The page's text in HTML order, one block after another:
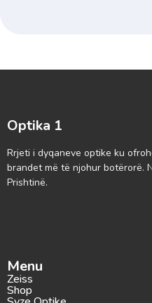
Optika 1
Rrjeti i dyqaneve optike ku
brandet më të njohur botërorë.
Prishtinë.
Menu
Zeiss
Shop